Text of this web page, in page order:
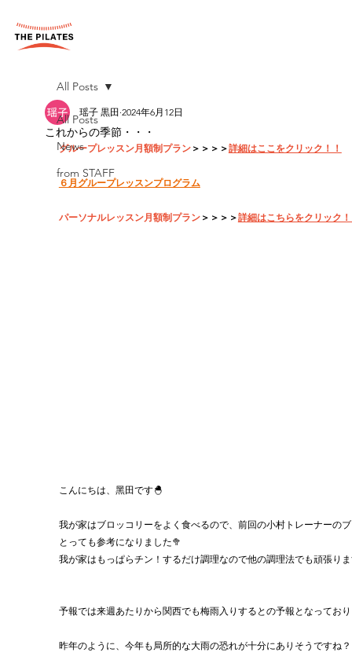
All Posts
News
from STAFF
All Posts
これからの季節・・・
瑶子 黒田 2024年6月12日
グループレッスン月額制プラン＞＞＞＞詳細はここをクリック！！
６月グループレッスンプログラム
パーソナルレッスン月額制プラン＞＞＞＞詳細はこちらをクリック
こんにちは、黑田です🐣
我が家はブロッコリーをよく食べるので、前回の小村トレーナーの
とっても参考になりました🥦
我が家はもっぱらチン！するだけ調理なので他の調理法でも頑張り
予報では来週あたりから関西でも梅雨入りするとの予報となってお
昨年のように、今年も局所的な大雨の恐れが十分にありそうですね